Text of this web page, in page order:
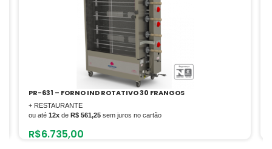
PR-631 – FORNO IND ROTATIVO 30 FRANGOS
+ RESTAURANTE
ou até 12x de R$ 561,25 sem juros no cartão
R$6.735,00